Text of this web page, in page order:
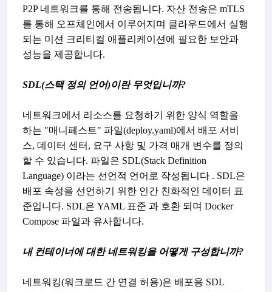
P2P 네트워크를 통해 전송됩니다. 자산 전송은 mTLS
를 통해 오프체인에서 이루어지며 클라우드에서 실행
되는 미션 크리티컬 애플리케이션에 필요한 보안과
성능을 제공합니다.
SDL(스택 정의 언어)이란 무엇입니까?
네트워크에서 리소스를 요청하기 위한 양식 역할을
하는 "매니페스트" 파일(deploy.yaml)에서 배포 서비
스, 데이터 센터, 요구 사항 및 가격 매개 변수를 정의
할 수 있습니다. 파일은 SDL(Stack Definition
Language) 이라는 선언적 언어로 작성됩니다 . SDL은
배포 속성을 선언하기 위한 인간 친화적인 데이터 표
준입니다. SDL은 YAML 표준 과 호환 되며 Docker
Compose 파일과 유사합니다.
내 컨테이너에 대한 네트워킹을 어떻게 구성합니까?
네트워킹(워크로드 간 연결 허용)은 배포용 SDL